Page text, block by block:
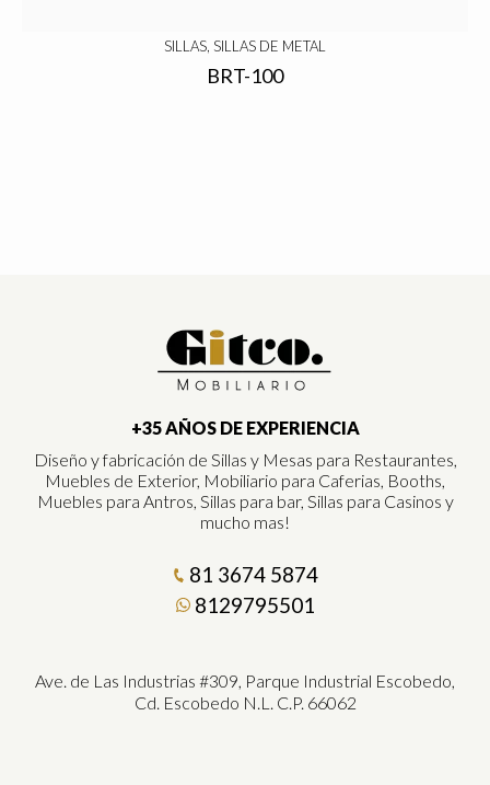
SILLAS, SILLAS DE METAL
BRT-100
+35 AÑOS DE EXPERIENCIA
Diseño y fabricación de Sillas y Mesas para Restaurantes,
Muebles de Exterior, Mobiliario para Caferias, Booths,
Muebles para Antros, Sillas para bar, Sillas para Casinos y
mucho mas!
81 3674 5874
8129795501
Ave. de Las Industrias #309, Parque Industrial Escobedo,
Cd. Escobedo N.L. C.P. 66062